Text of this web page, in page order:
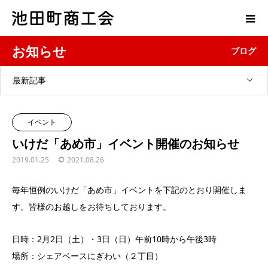
お知らせ ブログ
最新記事
イベント
いけだ「あめ市」イベント開催のお知らせ
2019.01.25 2021.08.26
毎年恒例のいけだ「あめ市」イベントを下記のとおり開催しま
す。皆様のお越しをお待ちしております。
日時：2月2日（土）・3日（日）午前10時から午後3時
場所：シェアベースにぎわい（２丁目）